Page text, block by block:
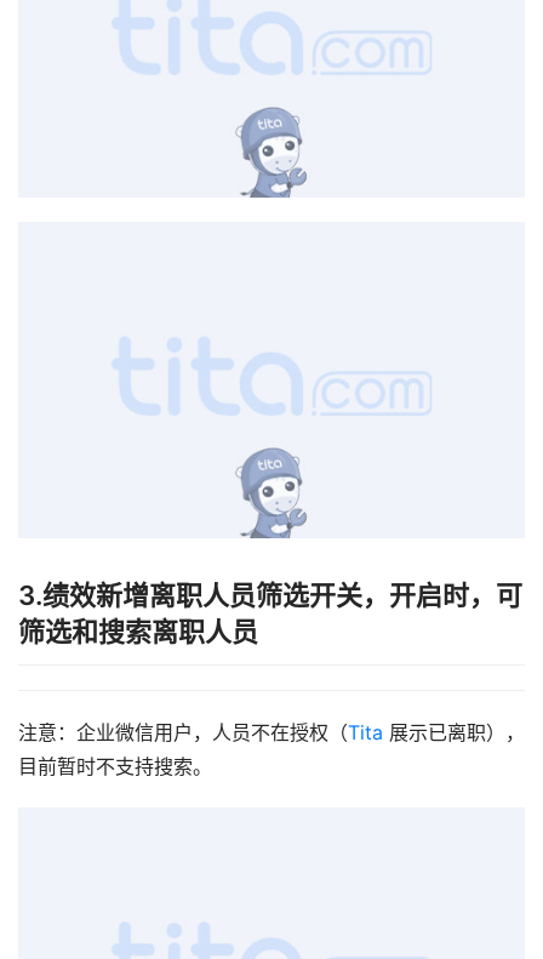
3.绩效新增离职人员筛选开关，开启时，可
注意：企业微信用户，人员不在授权（